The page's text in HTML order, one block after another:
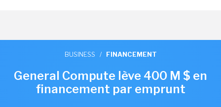
BUSINESS / FINANCEMENT
General Compute lève 400 M $ en
financement par emprunt